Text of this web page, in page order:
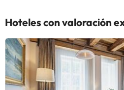
Hoteles con valoración